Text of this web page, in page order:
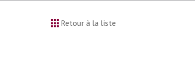
Retour à la liste